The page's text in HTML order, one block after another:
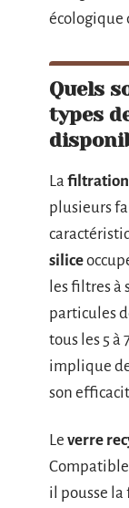
écologique
Quels
types
La filtration
plusieurs
silice
les filtres à
particules
tous les 5 à
implique
son
Le verre
il pousse la